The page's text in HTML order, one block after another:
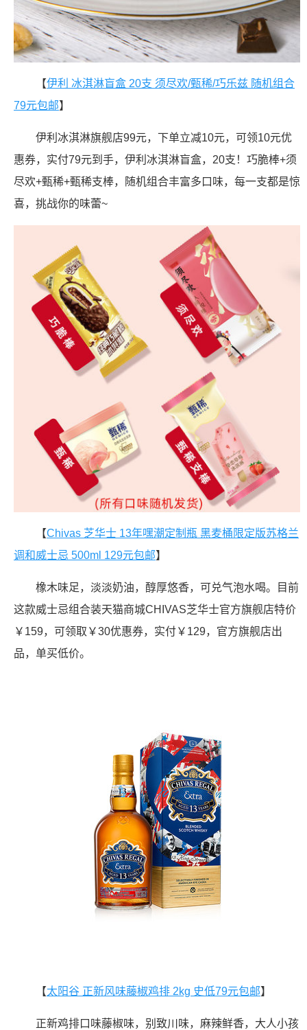
【伊利 冰淇淋盲盒 20支 须尽欢/甄稀/巧乐兹 随机组合
79元包邮】
伊利冰淇淋旗舰店99元，下单立减10元，可领10元优
惠券，实付79元到手，伊利冰淇淋盲盒，20支！巧脆棒+须
尽欢+甄稀+甄稀支棒，随机组合丰富多口味，每一支都是惊
喜，挑战你的味蕾~
【Chivas 芝华士 13年嘿潮定制瓶 黑麦桶限定版苏格兰
调和威士忌 500ml 129元包邮】
橡木味足，淡淡奶油，醇厚悠香，可兑气泡水喝。目前
这款威士忌组合装天猫商城CHIVAS芝华士官方旗舰店特价
￥159，可领取￥30优惠券，实付￥129，官方旗舰店出
品，单买低价。
【太阳谷 正新风味藤椒鸡排 2kg 史低79元包邮】
正新鸡排口味藤椒味，别致川味，麻辣鲜香，大人小孩